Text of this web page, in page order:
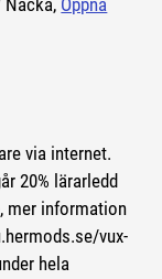
Nacka, Öppna
via internet.
20% lärarledd
mer information
vux-
hela